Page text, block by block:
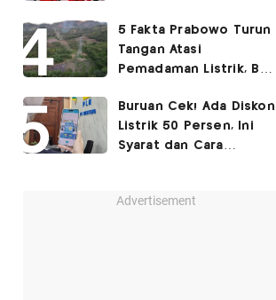
5 Fakta Prabowo Turun
Tangan Atasi
Pemadaman Listrik, BBM
Buruan Cek! Ada Diskon
Listrik 50 Persen, Ini
Syarat dan Cara
Advertisement